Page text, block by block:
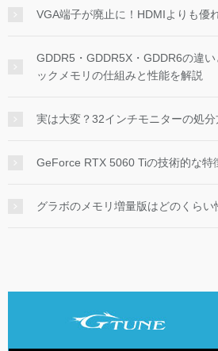
VGA端子が廃止に！HDMIよりも優
GDDR5・GDDR5X・GDDR6の違
ックメモリの仕組みと性能を解説
実は大変？32インチモニターの処分
GeForce RTX 5060 Tiの技術的な特
グラボのメモリ増量版はどのくら